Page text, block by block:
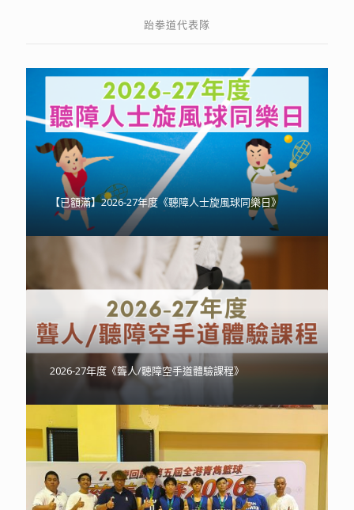
跆拳道代表隊
【已額滿】2026-27年度《聽障人士旋風球同樂日》
2026-27年度《聾人/聽障空手道體驗課程》